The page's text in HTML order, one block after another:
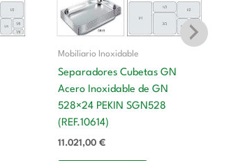
Mobiliario Inoxidable
Separadores Cubetas GN
Acero Inoxidable de GN
528×24 PEKIN SGN528
(REF.10614)
11.021,00 €